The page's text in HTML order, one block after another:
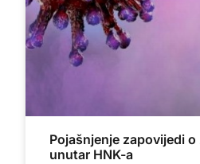
Pojašnjenje zapovijedi
unutar HNK-a